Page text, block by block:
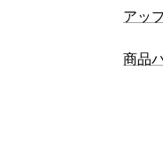
アッ
カス
商品